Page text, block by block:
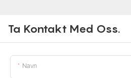
Ta Kontakt Med Oss.
Navn